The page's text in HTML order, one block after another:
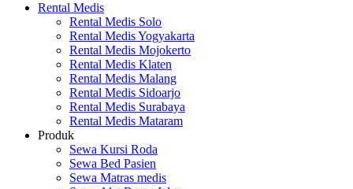
Rental Medis
Rental Medis Solo
Rental Medis Yogyakarta
Rental Medis Mojokerto
Rental Medis Klaten
Rental Medis Malang
Rental Medis Sidoarjo
Rental Medis Surabaya
Rental Medis Mataram
Produk
Sewa Kursi Roda
Sewa Bed Pasien
Sewa Matras medis